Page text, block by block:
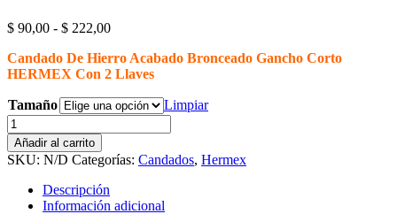
$ 90,00 - $ 222,00Rango
precios:
desde
hasta
Candado De Hierro Acabado Bronceado Gancho Corto
HERMEX Con 2 Llaves
Tamaño
Limpiar
Candado
De
Hierro
Acabado
Bronceado
Gancho
Añadir al carrito
SKU: N/D Categorías: Candados, Hermex
Descripción
Información adicional